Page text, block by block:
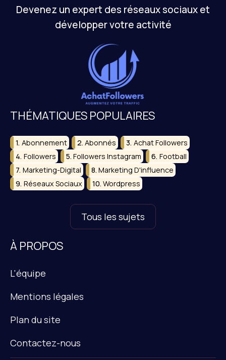
THÉMATIQUES POPULAIRES
Abonnement Abonnés
Achat Followers
Followers
Followers Instagram
Football
Marketing-Digital
Marketing D'influence
Réseaux Sociaux
Wordpress
Tous les sujets
Devenez un expert des réseaux sociaux et
développer votre activité
À PROPOS
L'équipe
Mentions légales
Plan du site
Contactez-nous